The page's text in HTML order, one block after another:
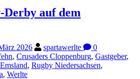
Derby auf dem
2026 spartawerlte
0
, Crusaders Cloppenburg, Gastgeber,
, Rugby Niedersachsen,
, Werlte